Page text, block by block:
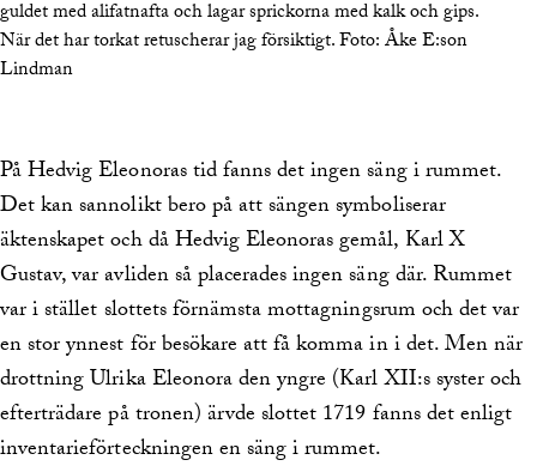
guldet med alifatnafta och lagar sprickorna med kalk och gips.
När det har torkat retuscherar jag försiktigt.Foto:Åke E:son
Lindman
På Hedvig Eleonoras tid fanns det ingen säng i rummet.
Det kan sannolikt bero på att sängen symboliserar
äktenskapet och då Hedvig Eleonoras gemål, Karl X
Gustav, var avliden så placerades ingen säng där. Rummet
var i stället slottets förnämsta mottagningsrum och det var
en stor ynnest för besökare att få komma in i det. Men när
drottning Ulrika Eleonora den yngre (Karl XII:s syster och
efterträdare på tronen) ärvde slottet 1719 fanns det enligt
inventarieförteckningen en säng i rummet.